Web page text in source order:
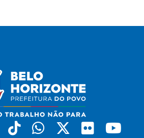
LinkedinTiktokWhatsapp
X Flickr